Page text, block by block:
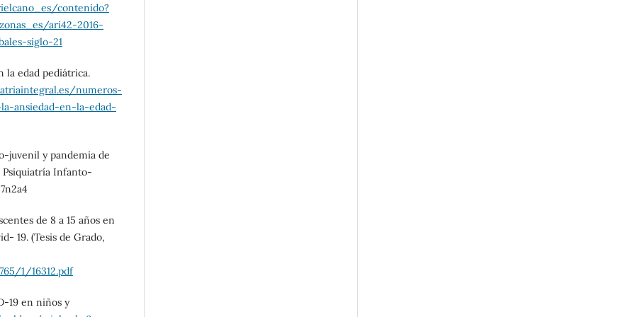
contenido?
ari42-2016-
siglo-21
la edad pediátrica.
numeros-
ansiedad-en-la-edad-
juvenil y pandemia de
Psiquiatría Infanto-
de 8 a 15 años en
19. (Tesis de Grado,
1/16312.pdf
19 en niños y